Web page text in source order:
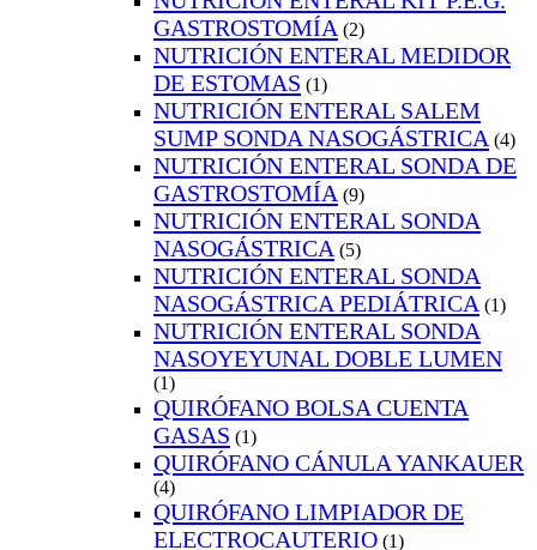
GASTROSTOMÍA (2)
NUTRICIÓN ENTERAL MEDIDOR
DE ESTOMAS (1)
NUTRICIÓN ENTERAL SALEM
SUMP SONDA NASOGÁSTRICA (4)
NUTRICIÓN ENTERAL SONDA DE
GASTROSTOMÍA (9)
NUTRICIÓN ENTERAL SONDA
NASOGÁSTRICA (5)
NUTRICIÓN ENTERAL SONDA
NASOGÁSTRICA PEDIÁTRICA (1)
NUTRICIÓN ENTERAL SONDA
NASOYEYUNAL DOBLE LUMEN
(1)
QUIRÓFANO BOLSA CUENTA
GASAS (1)
QUIRÓFANO CÁNULA YANKAUER
(4)
QUIRÓFANO LIMPIADOR DE
ELECTROCAUTERIO (1)